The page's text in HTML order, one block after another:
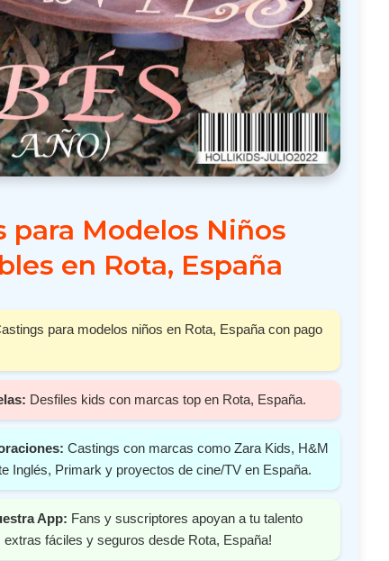
para Modelos Niños
en Rota, España
para modelos niños en Rota, España con pago
Desfiles kids con marcas top en Rota, España.
Castings con marcas como Zara Kids, H&M
Inglés, Primark y proyectos de cine/TV en España.
App: Fans y suscriptores apoyan a tu talento
extras fáciles y seguros desde Rota, España!